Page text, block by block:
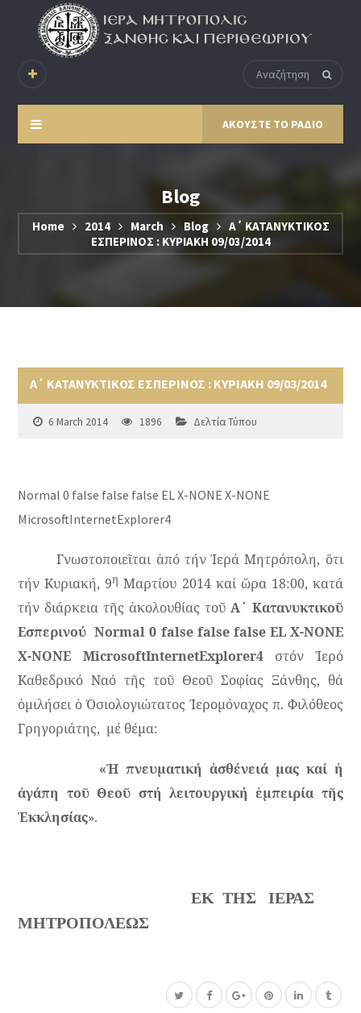
ΑΚΟΥΣΤΕ ΤΟ ΡΑΔΙΟ
Blog
Home 2014 March Blog
Α΄ ΚΑΤΑΝΥΚΤΙΚΟΣ
ΕΣΠΕΡΙΝΟΣ : ΚΥΡΙΑΚΗ 09/03/2014
Α΄ ΚΑΤΑΝΥΚΤΙΚΟΣ ΕΣΠΕΡΙΝΟΣ : ΚΥΡΙΑΚΗ 09/03/2014
6 March 2014 1896 Δελτία Τύπου
Normal 0 false false false ELX-NONE X-NONE
MicrosoftInternetExplorer4
Γνωστοποιεῖται ἀπό τήν Ἱερά Μητρόπολη, ὅτι
τήν Κυριακή, 9η Μαρτίου 2014 καί ὥρα 18:00, κατά
τήν διάρκεια τῆς ἀκολουθίας τοῦ Α΄ Κατανυκτικοῦ
ΕσπερινούNormal 0 false false false EL X-NONE
X-NONE
MicrosoftInternetExplorer4
στόν Ἱερό
Καθεδρικό Ναό τῆς τοῦ Θεοῦ Σοφίας Ξάνθης, θά
ὁμιλήσει ὁ Ὀσιολογιώτατος Ἱερομόναχος π. Φιλόθεος
Γρηγοριάτης, μέ θέμα:
«Ἡ πνευματική ἀσθένειά μας καί ἡ
ἀγάπη τοῦ Θεοῦ στή λειτουργική ἐμπειρία τῆς
Ἐκκλησίας».
ΕΚ ΤΗΣ
ΙΕΡΑΣ
ΜΗΤΡΟΠΟΛΕΩΣ